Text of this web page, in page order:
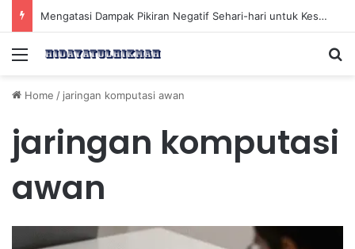
Mengatasi Dampak Pikiran Negatif Sehari-hari untuk Kesehatan Mental yang Lebih Baik
Menu
Home / jaringan komputasi awan
jaringan komputasi
awan